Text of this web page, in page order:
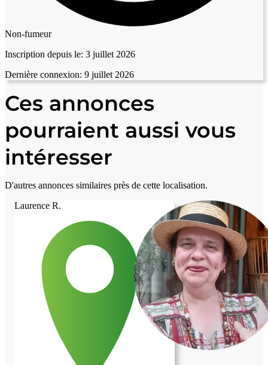
Non-fumeur
Inscription depuis le: 3 juillet 2026
Dernière connexion: 9 juillet 2026
Ces annonces
pourraient aussi vous
intéresser
D'autres annonces similaires près de cette localisation.
Laurence R.